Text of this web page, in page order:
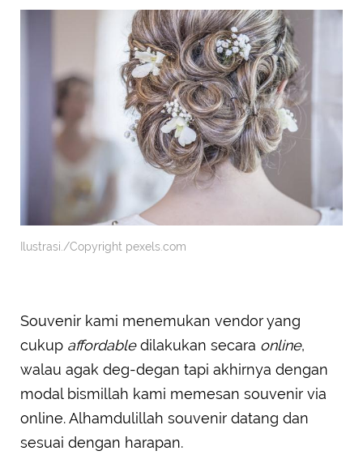
Ilustrasi./Copyright pexels.com
Souvenir kami menemukan vendor yang
cukup affordabledilakukan secara online,
walau agak deg-degan tapi akhirnya dengan
modal bismillah kami memesan souvenir via
online. Alhamdulillah souvenir datang dan
sesuai dengan harapan.